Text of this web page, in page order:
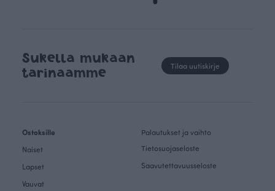
Sukella mukaan
tarinaamme
Tilaa uutiskirje
Ostoksille
Naiset
Lapset
Vauvat
Palautukset ja vaihto
Tietosuojaseloste
Saavutettavuusseloste